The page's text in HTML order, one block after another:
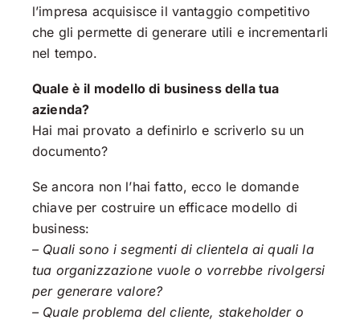
l’impresa acquisisce il vantaggio competitivo
che gli permette di generare utili e incrementarli
nel tempo.
Quale è il modello di business della tua
azienda?
Hai mai provato a definirlo e scriverlo su un
documento?
Se ancora non l’hai fatto, ecco le domande
chiave per costruire un efficace modello di
business:
– Quali sono i segmenti di clientela ai quali la
tua organizzazione vuole o vorrebbe rivolgersi
per generare valore?
– Quale problema del cliente, stakeholder o